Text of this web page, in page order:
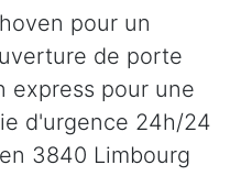
pour un
de porte
express pour une
d'urgence 24h/24
3840 Limbourg